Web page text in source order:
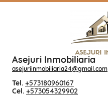
Asejuri Inmobiliaria
asejuriinmobiliaria24@gmail.com
Tel. +573180960167
Cel. +573054329902